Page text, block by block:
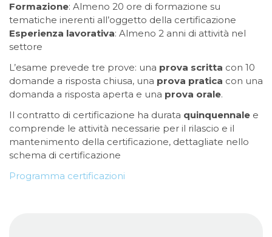
Formazione: Almeno 20 ore di formazione su
tematiche inerenti all’oggetto della certificazione
Esperienza lavorativa: Almeno 2 anni di attività nel
settore
L’esame prevede tre prove: una prova scritta con 10
domande a risposta chiusa, una prova pratica con una
domanda a risposta aperta e una prova orale.
Il contratto di certificazione ha durata quinquennale e
comprende le attività necessarie per il rilascio e il
mantenimento della certificazione, dettagliate nello
schema di certificazione
Programma certificazioni